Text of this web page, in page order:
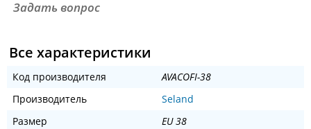
Задать вопрос
Все характеристики
Код производителя
AVACOFI-38
Производитель
Seland
Размер
EU 38